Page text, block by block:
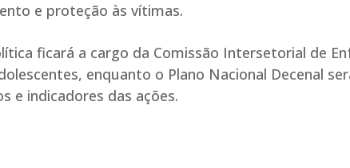
e proteção às vítimas.
ficará a cargo da Comissão Intersetorial de
enquanto o Plano Nacional Decenal
e indicadores das ações.